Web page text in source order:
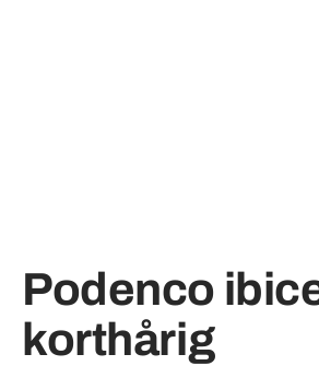
Podenco
korthårig